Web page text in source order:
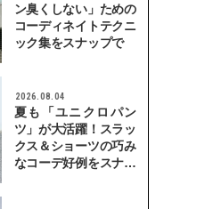
ン臭くしない」ための
コーディネイトテクニ
ック集をスナップで
2026.08.04
夏も「ユニクロパン
ツ」が大活躍！スラッ
クス＆ショーツの巧み
なコーデ好例をスナッ